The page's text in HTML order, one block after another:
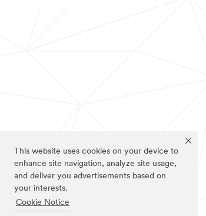
This website uses cookies on your device to
enhance site navigation, analyze site usage,
and deliver you advertisements based on
your interests.
Cookie Notice